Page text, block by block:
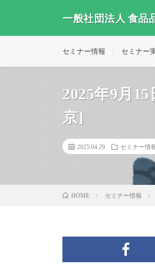
一般社団法人 食品
セミナー情報 セミナー
2025年9月
京]
2025.04.29 セミナー情
HOME セミナー情報